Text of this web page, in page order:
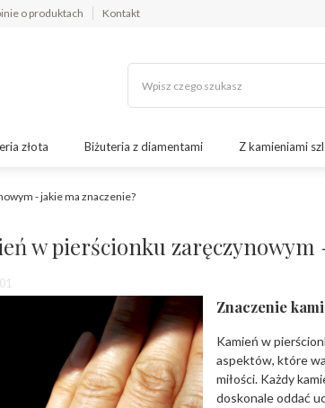
o produktach Kontakt
złota Biżuteria z diamentami Z kamieniami
- jakie ma znaczenie?
w pierścionku zaręczynowym
Znaczenie
Kamień w
aspektów, które
miłości. Każdy
doskonale oddać